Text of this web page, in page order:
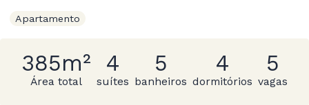
Apartamento
385m²
Área total
4
suítes
5
banheiros
4
dormitórios
5
vagas